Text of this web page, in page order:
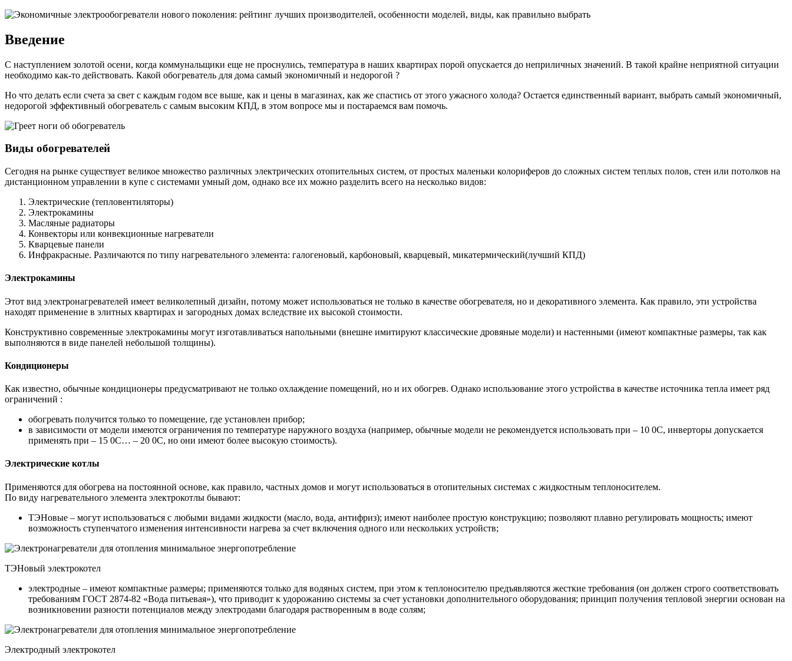
Введение
С наступлением золотой осени, когда коммунальщики еще не проснулись, температура в наших квартирах порой опускается до неприличных значений. В такой крайне неприятной ситуации
необходимо как-то действовать. Какой обогреватель для дома самый экономичный и недорогой ?
Но что делать если счета за свет с каждым годом все выше, как и цены в магазинах, как же спастись от этого ужасного холода? Остается единственный вариант, выбрать самый экономичный,
недорогой эффективный обогреватель с самым высоким КПД, в этом вопросе мы и постараемся вам помочь.
Виды обогревателей
Сегодня на рынке существует великое множество различных электрических отопительных систем, от простых маленьки колориферов до сложных систем теплых полов, стен или потолков на
дистанционном управлении в купе с системами умный дом, однако все их можно разделить всего на несколько видов:
Электрические (тепловентиляторы)
Электрокамины
Масляные радиаторы
Конвекторы или конвекционные нагреватели
Кварцевые панели
Инфракрасные. Различаются по типу нагревательного элемента: галогеновый, карбоновый, кварцевый, микатермический(лучший КПД)
Электрокамины
Этот вид электронагревателей имеет великолепный дизайн, потому может использоваться не только в качестве обогревателя, но и декоративного элемента. Как правило, эти устройства
находят применение в элитных квартирах и загородных домах вследствие их высокой стоимости.
Конструктивно современные электрокамины могут изготавливаться напольными (внешне имитируют классические дровяные модели) и настенными (имеют компактные размеры, так как
выполняются в виде панелей небольшой толщины).
Кондиционеры
Как известно, обычные кондиционеры предусматривают не только охлаждение помещений, но и их обогрев. Однако использование этого устройства в качестве источника тепла имеет ряд
ограничений :
обогревать получится только то помещение, где установлен прибор;
в зависимости от модели имеются ограничения по температуре наружного воздуха (например, обычные модели не рекомендуется использовать при – 10 0С, инверторы допускается
применять при – 15 0С… – 20 0С, но они имеют более высокую стоимость).
Электрические котлы
Применяются для обогрева на постоянной основе, как правило, частных домов и могут использоваться в отопительных системах с жидкостным теплоносителем.
По виду нагревательного элемента электрокотлы бывают:
ТЭНовые – могут использоваться с любыми видами жидкости (масло, вода, антифриз); имеют наиболее простую конструкцию; позволяют плавно регулировать мощность; имеют
возможность ступенчатого изменения интенсивности нагрева за счет включения одного или нескольких устройств;
ТЭНовый электрокотел
электродные – имеют компактные размеры; применяются только для водяных систем, при этом к теплоносителю предъявляются жесткие требования (он должен строго соответствовать
требованиям ГОСТ 2874-82 «Вода питьевая»), что приводит к удорожанию системы за счет установки дополнительного оборудования; принцип получения тепловой энергии основан на
возникновении разности потенциалов между электродами благодаря растворенным в воде солям;
Электродный электрокотел